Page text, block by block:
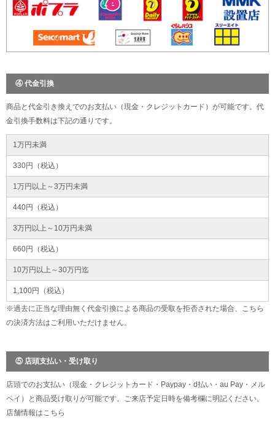
④ 代金引換
商品と代金引き換えでのお支払い（現金・クレジットカード）が可能です。代
金引換手数料は下記の通りです。
1万円未満
330円（税込）
1万円以上～3万円未満
440円（税込）
3万円以上～10万円未満
660円（税込）
10万円以上～30万円迄
1,100円（税込）
※過去に正当な理由無く代金引換による商品の受取を拒否された場合、こちら
の決済方法はご利用いただけません。
⑤ 店頭支払い・受け取り
店頭でのお支払い（現金・クレジットカード・Paypay・d払い・au Pay・メル
ペイ）と商品受け取りが可能です。ご来店予定日時を備考欄に明記ください。
店舗情報はこちら